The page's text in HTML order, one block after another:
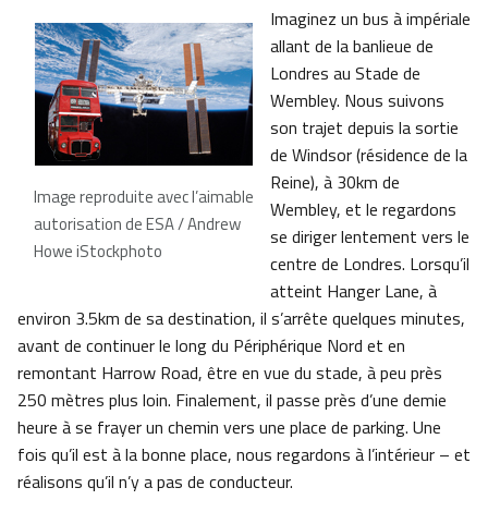
Image reproduite avec l’aimable
autorisation de ESA / Andrew
Howe iStockphoto
Imaginez un bus à impériale
allant de la banlieue de
Londres au Stade de
Wembley. Nous suivons
son trajet depuis la sortie
de Windsor (résidence de la
Reine), à 30km de
Wembley, et le regardons
se diriger lentement vers le
centre de Londres. Lorsqu’il
atteint Hanger Lane, à
environ 3.5km de sa destination, il s’arrête quelques minutes,
avant de continuer le long du Périphérique Nord et en
remontant Harrow Road, être en vue du stade, à peu près
250 mètres plus loin. Finalement, il passe près d’une demie
heure à se frayer un chemin vers une place de parking. Une
fois qu’il est à la bonne place, nous regardons à l’intérieur – et
réalisons qu’il n’y a pas de conducteur.